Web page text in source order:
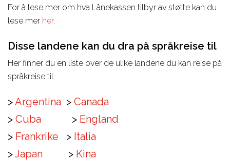
For å lese mer om hva Lånekassen tilbyr av støtte kan du
lese mer her.
Disse landene kan du dra på språkreise til
Her finner du en liste over de ulike landene du kan reise på
språkreise til
>Argentina > Canada
> Cuba > England
> Frankrike > Italia
>Japan > Kina